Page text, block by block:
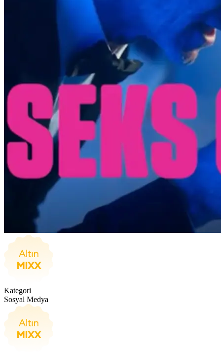
Kategori
Sosyal Medya